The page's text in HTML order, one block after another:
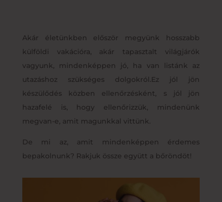
Akár életünkben először megyünk hosszabb
külföldi vakációra, akár tapasztalt világjárók
vagyunk, mindenképpen jó, ha van listánk az
utazáshoz szükséges dolgokról.Ez jól jön
készülődés közben ellenőrzésként, s jól jön
hazafelé is, hogy ellenőrizzük, mindenünk
megvan-e, amit magunkkal vittünk.
De mi az, amit mindenképpen érdemes
bepakolnunk? Rakjuk össze együtt a bőröndöt!